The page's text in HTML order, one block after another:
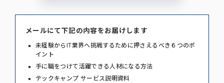
メールにて下記の内容をお届けします
未経験からIT業界へ挑戦するために押さえるべき６つのポ
イント
手に職をつけて活躍できる人材になる方法
テックキャンプ サービス説明資料